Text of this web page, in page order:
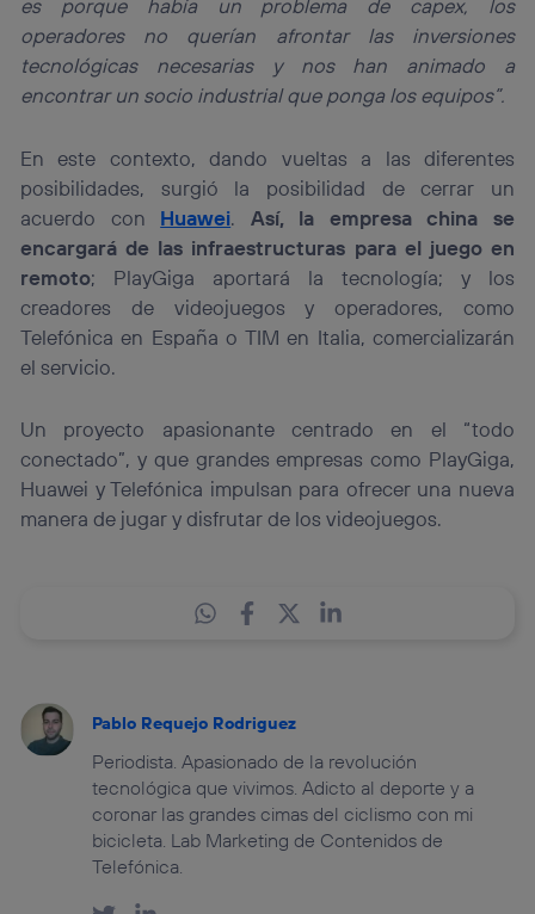
es porque había un problema de capex, los
operadores no querían afrontar las inversiones
tecnológicas necesarias y nos han animado a
encontrar un socio industrial que ponga los equipos”.
En este contexto, dando vueltas a las diferentes
posibilidades, surgió la posibilidad de cerrar un
acuerdo con Huawei. Así, la empresa china se
encargará de las infraestructuras para el juego en
remoto; PlayGiga aportará la tecnología; y los
creadores de videojuegos y operadores, como
Telefónica en España o TIM en Italia, comercializarán
el servicio.
Un proyecto apasionante centrado en el “todo
conectado”, y que grandes empresas como PlayGiga,
Huawei y Telefónica impulsan para ofrecer una nueva
manera de jugar y disfrutar de los videojuegos.
Pablo Requejo Rodriguez
Periodista. Apasionado de la revolución
tecnológica que vivimos. Adicto al deporte y a
coronar las grandes cimas del ciclismo con mi
bicicleta. Lab Marketing de Contenidos de
Telefónica.